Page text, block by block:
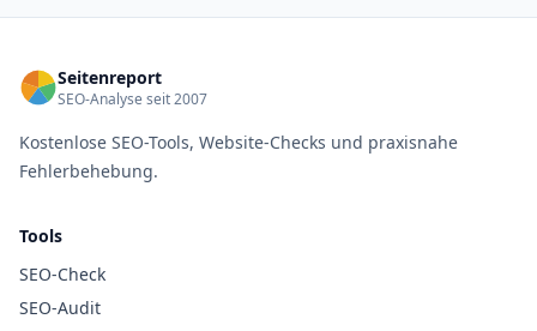
Seitenreport
SEO-Analyse seit 2007
Kostenlose SEO-Tools, Website-Checks und praxisnahe
Fehlerbehebung.
Tools
SEO-Check
SEO-Audit